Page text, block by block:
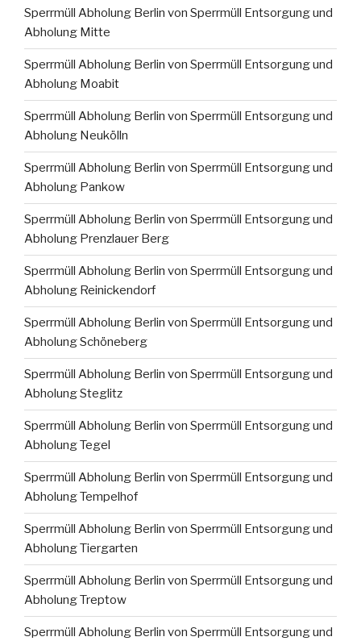
Sperrmüll Abholung Berlin von Sperrmüll Entsorgung und
Abholung Mitte
Sperrmüll Abholung Berlin von Sperrmüll Entsorgung und
Abholung Moabit
Sperrmüll Abholung Berlin von Sperrmüll Entsorgung und
Abholung Neukölln
Sperrmüll Abholung Berlin von Sperrmüll Entsorgung und
Abholung Pankow
Sperrmüll Abholung Berlin von Sperrmüll Entsorgung und
Abholung Prenzlauer Berg
Sperrmüll Abholung Berlin von Sperrmüll Entsorgung und
Abholung Reinickendorf
Sperrmüll Abholung Berlin von Sperrmüll Entsorgung und
Abholung Schöneberg
Sperrmüll Abholung Berlin von Sperrmüll Entsorgung und
Abholung Steglitz
Sperrmüll Abholung Berlin von Sperrmüll Entsorgung und
Abholung Tegel
Sperrmüll Abholung Berlin von Sperrmüll Entsorgung und
Abholung Tempelhof
Sperrmüll Abholung Berlin von Sperrmüll Entsorgung und
Abholung Tiergarten
Sperrmüll Abholung Berlin von Sperrmüll Entsorgung und
Abholung Treptow
Sperrmüll Abholung Berlin von Sperrmüll Entsorgung und